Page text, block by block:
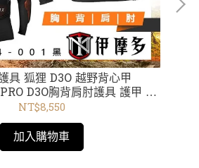
具 狐狸 D3O 越野背心甲
D3O胸背肩肘護具 護甲 CE
認證 27744-001黑
NT$8,550
加入購物車